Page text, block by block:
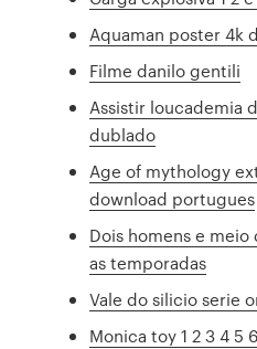
Aquaman poster 4k
Filme danilo gentili
Assistir loucademia
dublado
Age of mythology
download portugues
Dois homens e
as temporadas
Vale do silicio serie
Monica toy 1 2 3 4